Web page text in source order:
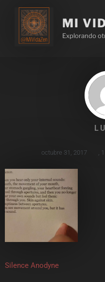
MI
Explorando
octubre 31, 2017
Silence Anodyne